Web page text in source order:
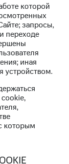
которой
запросы,
переходе
иная
устройством.
которым